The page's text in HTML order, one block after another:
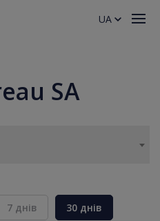
SA
7 днів 30 днів
UA